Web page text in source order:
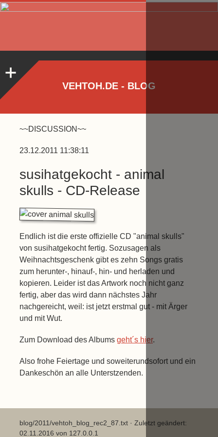
VEHTOH.DE - BLOG
~~DISCUSSION~~
23.12.2011 11:38:11
susihatgekocht - animal
skulls - CD-Release
Endlich ist die erste offizielle CD "animal skulls"
von susihatgekocht fertig. Sozusagen als
Weihnachtsgeschenk gibt es zehn Songs gratis
zum herunter-, hinauf-, hin- und herladen und
kopieren. Leider ist das Artwork noch nicht ganz
fertig, aber das wird dann nächstes Jahr
nachgereicht, weil: ist jetzt erstmal gut - mit Ärger
und mit Wut.
Zum Download des Albums geht´s hier.
Also frohe Feiertage und soweiterundsofort und ein
Dankeschön an alle Unterstzenden.
blog/2011/vehtoh_blog_rec2_87.txt · Zuletzt geändert:
02.11.2016 von 127.0.0.1